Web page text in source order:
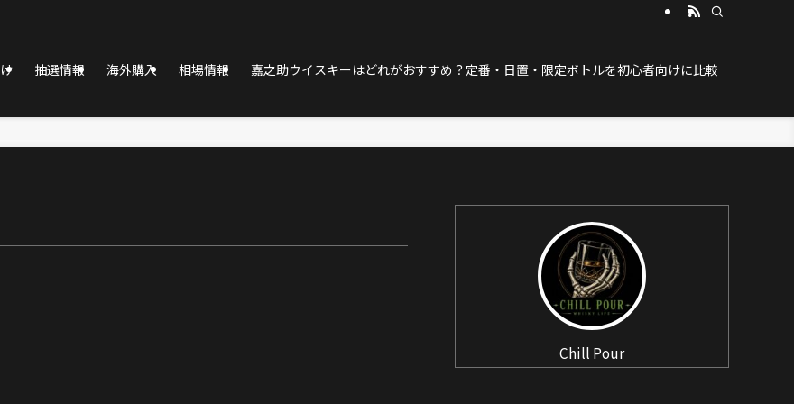
抽選情報 海外購入 相場情報 嘉之助ウイスキーはどれがおすすめ？定番・日置・限定ボトルを初心者向けに比較
Chill Pour